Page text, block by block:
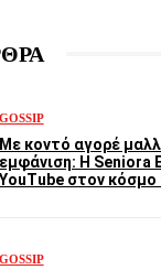
GOSSIP
Με κοντό αγορέ
εμφάνιση: Η Seniora
YouTube στον κόσμο
GOSSIP